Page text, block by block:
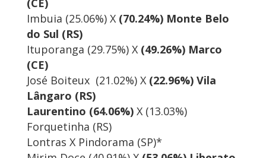
(CE)
Imbuia (25.06%) X (70.24%) Monte Belo
do Sul (RS)
Ituporanga (29.75%) X (49.26%) Marco
(CE)
José Boiteux (21.02%) X (22.96%) Vila
Lângaro (RS)
Laurentino (64.06%) X (13.03%)
Forquetinha (RS)
Lontras X Pindorama (SP)*